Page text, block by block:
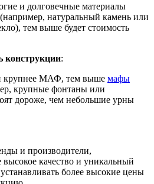
и долговечные материалы
натуральный камень или
тем выше будет стоимость
конструкции:
крупнее МАФ, тем выше мафы
крупные фонтаны или
дороже, чем небольшие урны
и производители,
качество и уникальный
более высокие цены